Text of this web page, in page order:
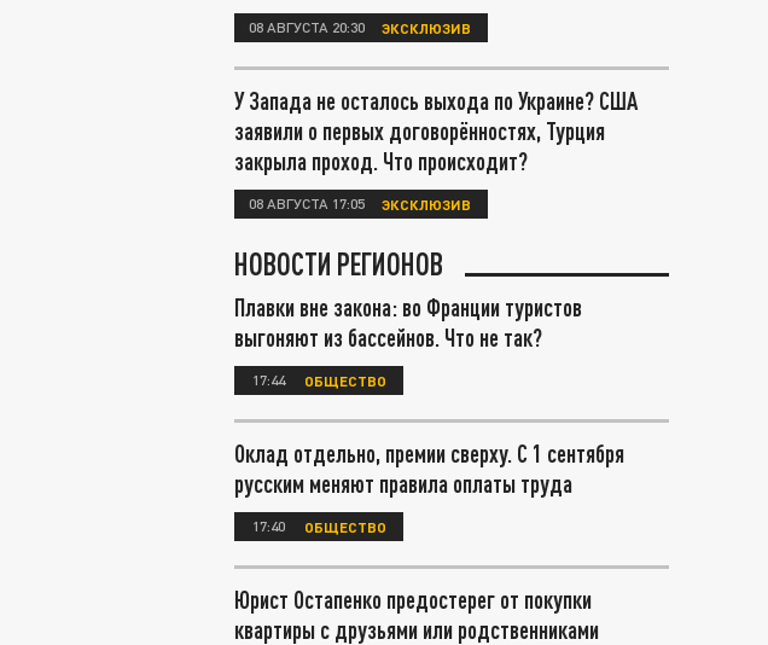
08 АВГУСТА 20:30 ЭКСКЛЮЗИВ
У Запада не осталось выхода по Украине? США
заявили о первых договорённостях, Турция
закрыла проход. Что происходит?
08 АВГУСТА 17:05 ЭКСКЛЮЗИВ
НОВОСТИ РЕГИОНОВ
Плавки вне закона: во Франции туристов
выгоняют из бассейнов. Что не так?
17:44 ОБЩЕСТВО
Оклад отдельно, премии сверху. С 1 сентября
русским меняют правила оплаты труда
17:40 ОБЩЕСТВО
Юрист Остапенко предостерег от покупки
квартиры с друзьями или родственниками